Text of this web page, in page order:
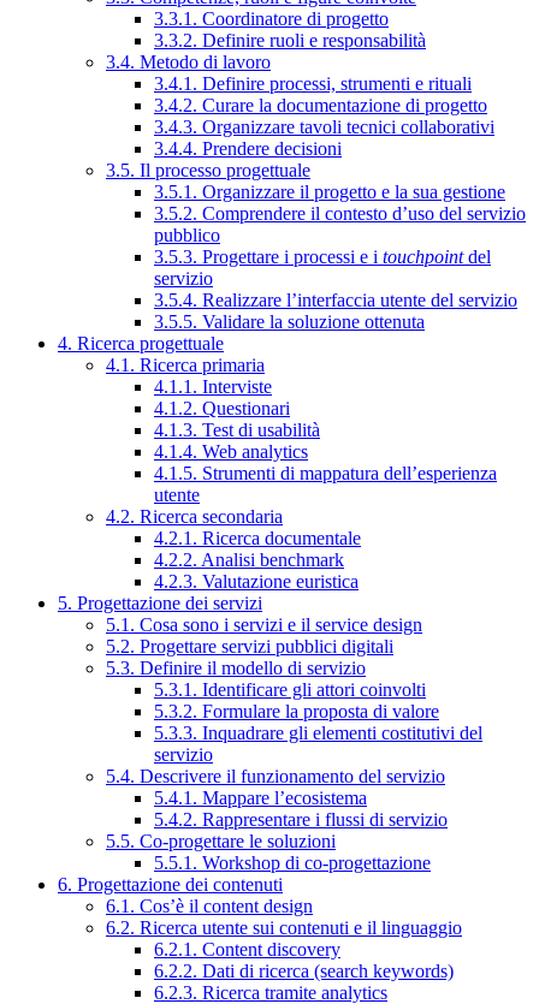
3.3.1. Coordinatore di progetto
3.3.2. Definire ruoli e responsabilità
3.4. Metodo di lavoro
3.4.1. Definire processi, strumenti e rituali
3.4.2. Curare la documentazione di progetto
3.4.3. Organizzare tavoli tecnici collaborativi
3.4.4. Prendere decisioni
3.5. Il processo progettuale
3.5.1. Organizzare il progetto e la sua gestione
3.5.2. Comprendere il contesto d’uso del servizio
pubblico
3.5.3. Progettare i processi e i touchpointdel
servizio
3.5.4. Realizzare l’interfaccia utente del servizio
3.5.5. Validare la soluzione ottenuta
4. Ricerca progettuale
4.1. Ricerca primaria
4.1.1. Interviste
4.1.2. Questionari
4.1.3. Test di usabilità
4.1.4. Web analytics
4.1.5. Strumenti di mappatura dell’esperienza
utente
4.2. Ricerca secondaria
4.2.1. Ricerca documentale
4.2.2. Analisi benchmark
4.2.3. Valutazione euristica
5. Progettazione dei servizi
5.1. Cosa sono i servizi e il service design
5.2. Progettare servizi pubblici digitali
5.3. Definire il modello di servizio
5.3.1. Identificare gli attori coinvolti
5.3.2. Formulare la proposta di valore
5.3.3. Inquadrare gli elementi costitutivi del
servizio
5.4. Descrivere il funzionamento del servizio
5.4.1. Mappare l’ecosistema
5.4.2. Rappresentare i flussi di servizio
5.5. Co-progettare le soluzioni
5.5.1. Workshop di co-progettazione
6. Progettazione dei contenuti
6.1. Cos’è il content design
6.2. Ricerca utente sui contenuti e il linguaggio
6.2.1. Content discovery
6.2.2. Dati di ricerca (search keywords)
6.2.3. Ricerca tramite analytics